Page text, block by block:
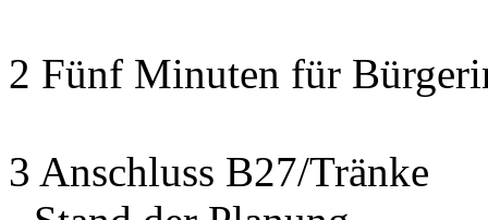
2 Fünf Minuten für
3 Anschluss B27/Tränke